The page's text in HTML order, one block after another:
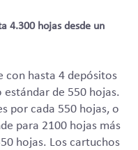
4.300 hojas desde un
con hasta 4 depósitos
de 550 hojas.
por cada 550 hojas, o
para 2100 hojas más
hojas. Los cartuchos